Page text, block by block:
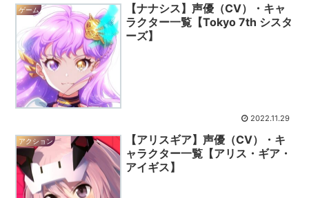
ゲーム
【ナナシス】声優（CV）・キャ
ラクター一覧【Tokyo 7th シスタ
ーズ】
2022.11.29
アクション
【アリスギア】声優（CV）・キ
ャラクター一覧【アリス・ギア・
アイギス】